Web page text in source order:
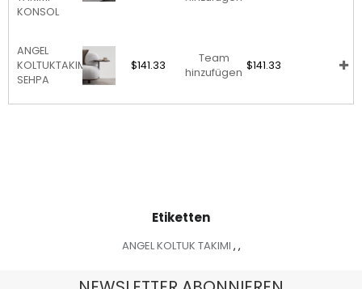
KONSOL
ANGEL
KOLTUKTAKIMI
SEHPA
$141.33
Team
hinzufügen
$141.33
Etiketten
ANGEL KOLTUK TAKIMI , ,